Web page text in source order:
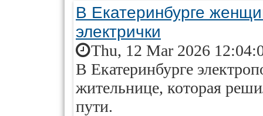
В Екатеринбурге
электрички
Thu, 12 Mar 2026
В Екатеринбурге
жительнице, которая
пути.